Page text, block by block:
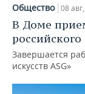
Общество 08
В Доме
Завершается
искусств ASG»